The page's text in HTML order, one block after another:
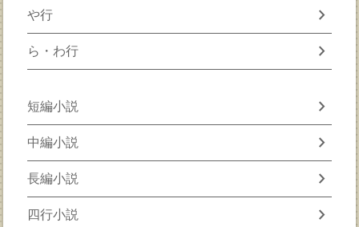
や行 chevron_right
ら・わ行 chevron_right
短編小説 chevron_right
中編小説 chevron_right
長編小説 chevron_right
四行小説 chevron_right